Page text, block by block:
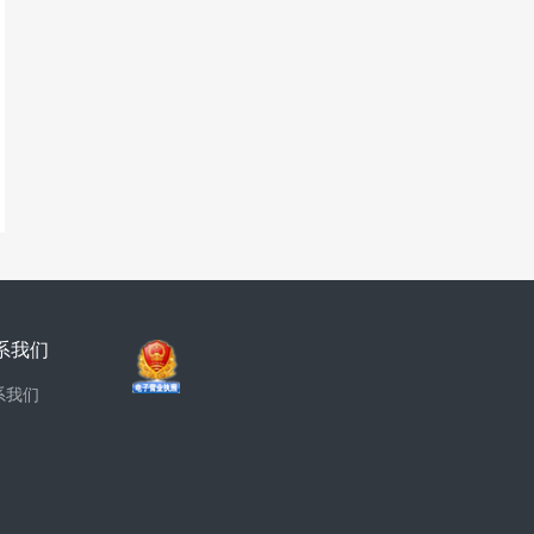
我们
我们